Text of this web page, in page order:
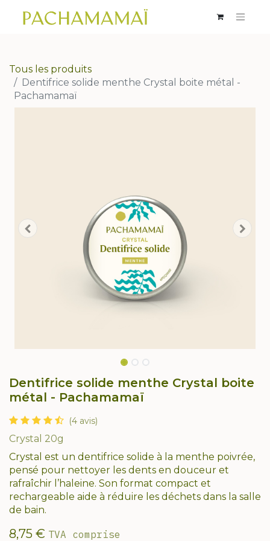
Tous les produits
Dentifrice solide menthe Crystal boite métal -
Pachamamaï
Dentifrice solide menthe Crystal boite
métal - Pachamamaï
(4 avis)
Crystal 20g
Crystal est un dentifrice solide à la menthe poivrée,
pensé pour nettoyer les dents en douceur et
rafraîchir l’haleine. Son format compact et
rechargeable aide à réduire les déchets dans la salle
de bain.
8,75 € TVA comprise